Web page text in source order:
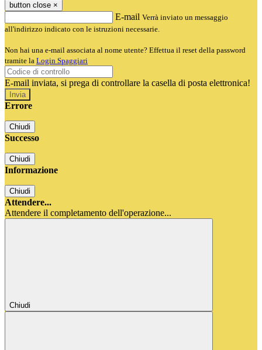
button close ×
E-mail Verrà inviato un messaggio
all'indirizzo indicato con le istruzioni necessarie.
Non hai una e-mail associata al nome utente? Effettua il reset della password
tramite la Login Spaggiari
E-mail inviata, si prega di controllare la casella di posta elettronica!
Errore
Chiudi
Successo
Chiudi
Informazione
Chiudi
Attendere...
Attendere il completamento dell'operazione...
Chiudi